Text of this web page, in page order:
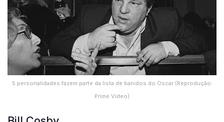
5 personalidades fazem parte da lista de banidos do Oscar (Reprodução:
Prime Video)